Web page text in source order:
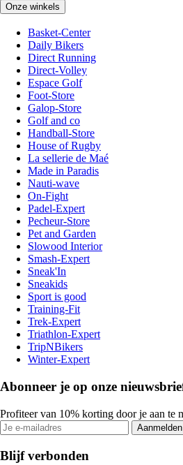
Onze winkels
Basket-Center
Daily Bikers
Direct Running
Direct-Volley
Espace Golf
Foot-Store
Galop-Store
Golf and co
Handball-Store
House of Rugby
La sellerie de Maé
Made in Paradis
Nauti-wave
On-Fight
Padel-Expert
Pecheur-Store
Pet and Garden
Slowood Interior
Smash-Expert
Sneak'In
Sneakids
Sport is good
Training-Fit
Trek-Expert
Triathlon-Expert
TripNBikers
Winter-Expert
Abonneer je op onze
Profiteer van 10% korting door je aan te
Aanmelden
Blijf verbonden